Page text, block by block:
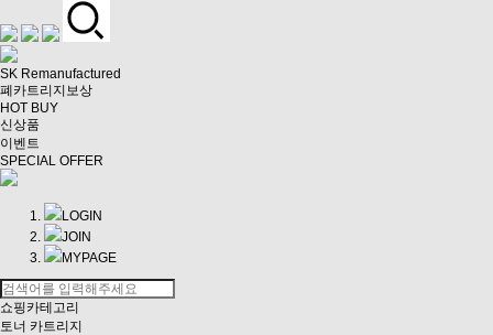
SK Remanufactured
폐카트리지보상
HOT BUY
신상품
이벤트
SPECIAL OFFER
LOGIN
JOIN
MYPAGE
쇼핑카테고리
토너 카트리지